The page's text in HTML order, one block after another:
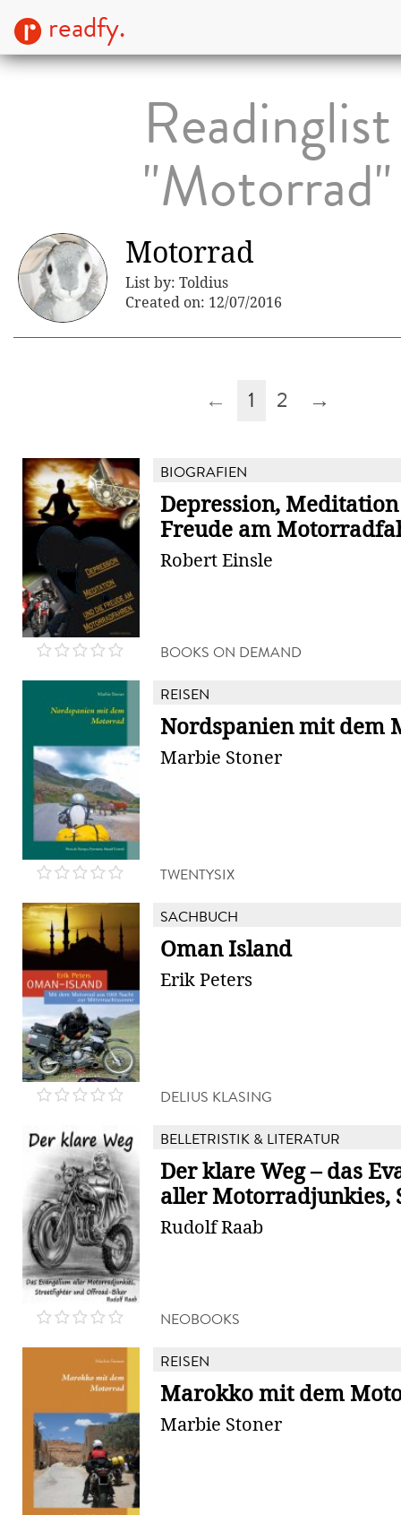
readfy.
Readinglist
"Motorrad"
Motorrad
List by: Toldius
Created on: 12/07/2016
← 1 2 →
BIOGRAFIEN
Depression,
Freude am
Robert Einsle
BOOKS ON DEMAND
REISEN
Nordspanien mit dem
Marbie Stoner
TWENTYSIX
SACHBUCH
Oman Island
Erik Peters
DELIUS KLASING
BELLETRISTIK & LITERATUR
Der klare Weg – das
aller Motorradjunkies,
Rudolf Raab
NEOBOOKS
REISEN
Marokko mit dem
Marbie Stoner